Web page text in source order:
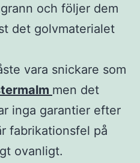
och följer dem
det golvmaterialet
vara snickare som
men det
inga garantier efter
fabrikationsfel på
ovanligt.